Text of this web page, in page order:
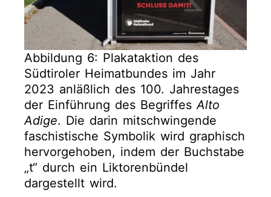
Abbildung 6: Plakataktion des
Südtiroler Heimatbundes im Jahr
2023 anläßlich des 100. Jahrestages
der Einführung des BegriffesAlto
Adige. Die darin mitschwingende
faschistische Symbolik wird graphisch
hervorgehoben, indem der Buchstabe
„t“ durch ein Liktorenbündel
dargestellt wird.